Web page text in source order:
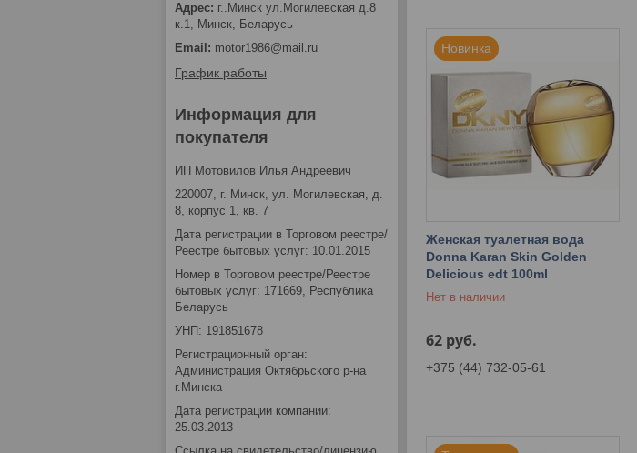
Новинка
Женская туалетная вода
Donna Karan Skin Golden
Delicious edt 100ml
Нет в наличии
62 руб.
+375 (44) 732-05-61
г..Минск ул.Могилевская д.8
к.1, Минск, Беларусь
motor1986@mail.ru
График работы
Информация для
покупателя
ИП Мотовилов Илья Андреевич
220007, г. Минск, ул. Могилевская, д.
8, корпус 1, кв. 7
Дата регистрации в Торговом реестре/
Реестре бытовых услуг: 10.01.2015
Номер в Торговом реестре/Реестре
бытовых услуг: 171669, Республика
Беларусь
УНП: 191851678
Регистрационный орган:
Администрация Октябрьского р-на
г.Минска
Дата регистрации компании:
25.03.2013